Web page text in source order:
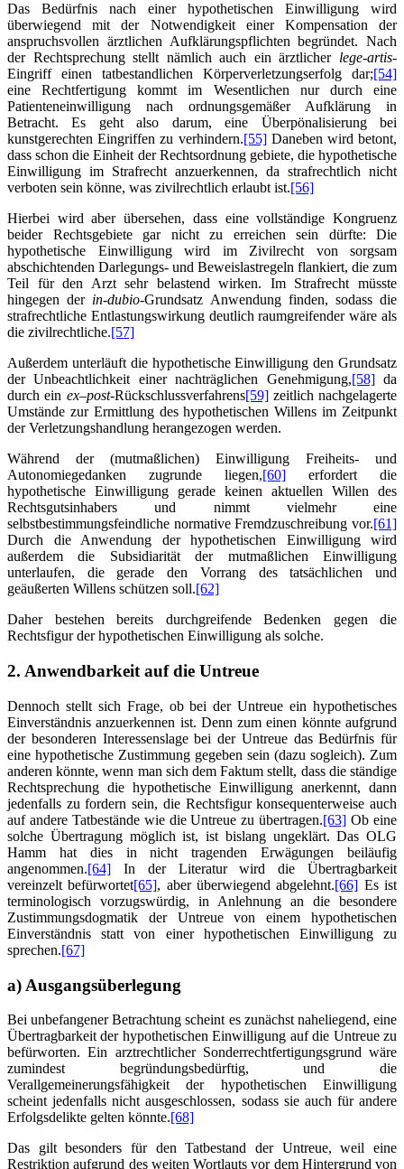
Das Bedürfnis nach einer hypothetischen Einwilligung wird
überwiegend mit der Notwendigkeit einer Kompensation der
anspruchsvollen ärztlichen Aufklärungspflichten begründet. Nach
der Rechtsprechung stellt nämlich auch ein ärztlicher lege-artis-
Eingriff einen tatbestandlichen Körperverletzungserfolg dar;[54]
eine Rechtfertigung kommt im Wesentlichen nur durch eine
Patienteneinwilligung nach ordnungsgemäßer Aufklärung in
Betracht. Es geht also darum, eine Überpönalisierung bei
kunstgerechten Eingriffen zu verhindern.[55]Daneben wird betont,
dass schon die Einheit der Rechtsordnung gebiete, die hypothetische
Einwilligung im Strafrecht anzuerkennen, da strafrechtlich nicht
verboten sein könne, was zivilrechtlich erlaubt ist.[56]
Hierbei wird aber übersehen, dass eine vollständige Kongruenz
beider Rechtsgebiete gar nicht zu erreichen sein dürfte: Die
hypothetische Einwilligung wird im Zivilrecht von sorgsam
abschichtenden Darlegungs- und Beweislastregeln flankiert, die zum
Teil für den Arzt sehr belastend wirken. Im Strafrecht müsste
hingegen der in-dubio-Grundsatz Anwendung finden, sodass die
strafrechtliche Entlastungswirkung deutlich raumgreifender wäre als
die zivilrechtliche.[57]
Außerdem unterläuft die hypothetische Einwilligung den Grundsatz
der Unbeachtlichkeit einer nachträglichen Genehmigung,[58]da
durch ein ex–post-Rückschlussverfahrens[59]zeitlich nachgelagerte
Umstände zur Ermittlung des hypothetischen Willens im Zeitpunkt
der Verletzungshandlung herangezogen werden.
Während der (mutmaßlichen) Einwilligung Freiheits- und
Autonomiegedanken zugrunde liegen,[60] erfordert die
hypothetische Einwilligung gerade keinen aktuellen Willen des
Rechtsgutsinhabers und nimmt vielmehr eine
selbstbestimmungsfeindliche normative Fremdzuschreibung vor.[61]
Durch die Anwendung der hypothetischen Einwilligung wird
außerdem die Subsidiarität der mutmaßlichen Einwilligung
unterlaufen, die gerade den Vorrang des tatsächlichen und
geäußerten Willens schützen soll.[62]
Daher bestehen bereits durchgreifende Bedenken gegen die
Rechtsfigur der hypothetischen Einwilligung als solche.
2. Anwendbarkeit auf die Untreue
Dennoch stellt sich Frage, ob bei der Untreue ein hypothetisches
Einverständnis anzuerkennen ist. Denn zum einen könnte aufgrund
der besonderen Interessenslage bei der Untreue das Bedürfnis für
eine hypothetische Zustimmung gegeben sein (dazu sogleich). Zum
anderen könnte, wenn man sich dem Faktum stellt, dass die ständige
Rechtsprechung die hypothetische Einwilligung anerkennt, dann
jedenfalls zu fordern sein, die Rechtsfigur konsequenterweise auch
auf andere Tatbestände wie die Untreue zu übertragen.[63] Ob eine
solche Übertragung möglich ist, ist bislang ungeklärt. Das OLG
Hamm hat dies in nicht tragenden Erwägungen beiläufig
angenommen.[64] In der Literatur wird die Übertragbarkeit
vereinzelt befürwortet[65], aber überwiegend abgelehnt.[66] Es ist
terminologisch vorzugswürdig, in Anlehnung an die besondere
Zustimmungsdogmatik der Untreue von einem hypothetischen
Einverständnis statt von einer hypothetischen Einwilligung zu
sprechen.[67]
a) Ausgangsüberlegung
Bei unbefangener Betrachtung scheint es zunächst naheliegend, eine
Übertragbarkeit der hypothetischen Einwilligung auf die Untreue zu
befürworten. Ein arztrechtlicher Sonderrechtfertigungsgrund wäre
zumindest begründungsbedürftig, und die
Verallgemeinerungsfähigkeit der hypothetischen Einwilligung
scheint jedenfalls nicht ausgeschlossen, sodass sie auch für andere
Erfolgsdelikte gelten könnte.[68]
Das gilt besonders für den Tatbestand der Untreue, weil eine
Restriktion aufgrund des weiten Wortlauts vor dem Hintergrund von